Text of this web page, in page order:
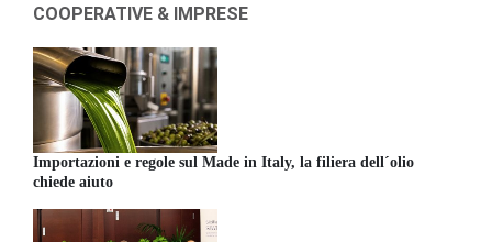
COOPERATIVE & IMPRESE
Importazioni e regole sul Made in Italy, la filiera dell´olio
chiede aiuto